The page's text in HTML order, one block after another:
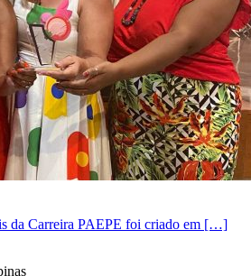
da Carreira PAEPE foi criado em […]